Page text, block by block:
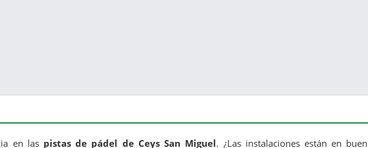
en las pistas de pádel de Ceys San Miguel. ¿Las instalaciones están en buen